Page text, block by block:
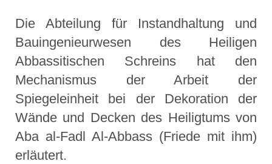
Die Abteilung für Instandhaltung und
Bauingenieurwesen des Heiligen
Abbassitischen Schreins hat den
Mechanismus der Arbeit der
Spiegeleinheit bei der Dekoration der
Wände und Decken des Heiligtums von
Aba al-Fadl Al-Abbass (Friede mit ihm)
erläutert.